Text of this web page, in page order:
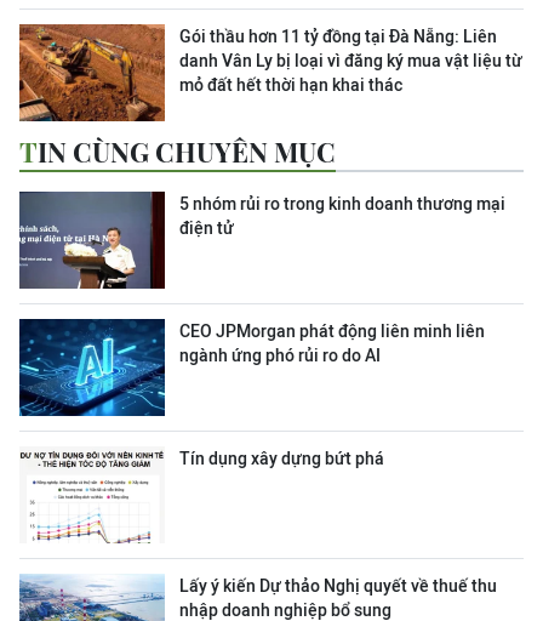
Gói thầu hơn 11 tỷ đồng tại Đà Nẵng: Liên
danh Vân Ly bị loại vì đăng ký mua vật liệu từ
mỏ đất hết thời hạn khai thác
TIN CÙNG CHUYÊN MỤC
5 nhóm rủi ro trong kinh doanh thương mại
điện tử
CEO JPMorgan phát động liên minh liên
ngành ứng phó rủi ro do AI
Tín dụng xây dựng bứt phá
Lấy ý kiến Dự thảo Nghị quyết về thuế thu
nhập doanh nghiệp bổ sung